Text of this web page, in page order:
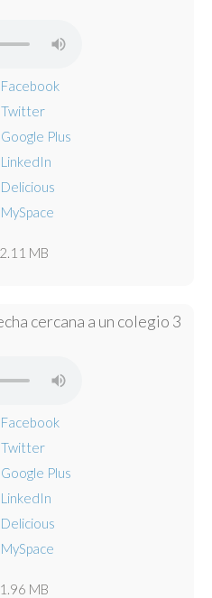
MB
cercana a un colegio 3
MB